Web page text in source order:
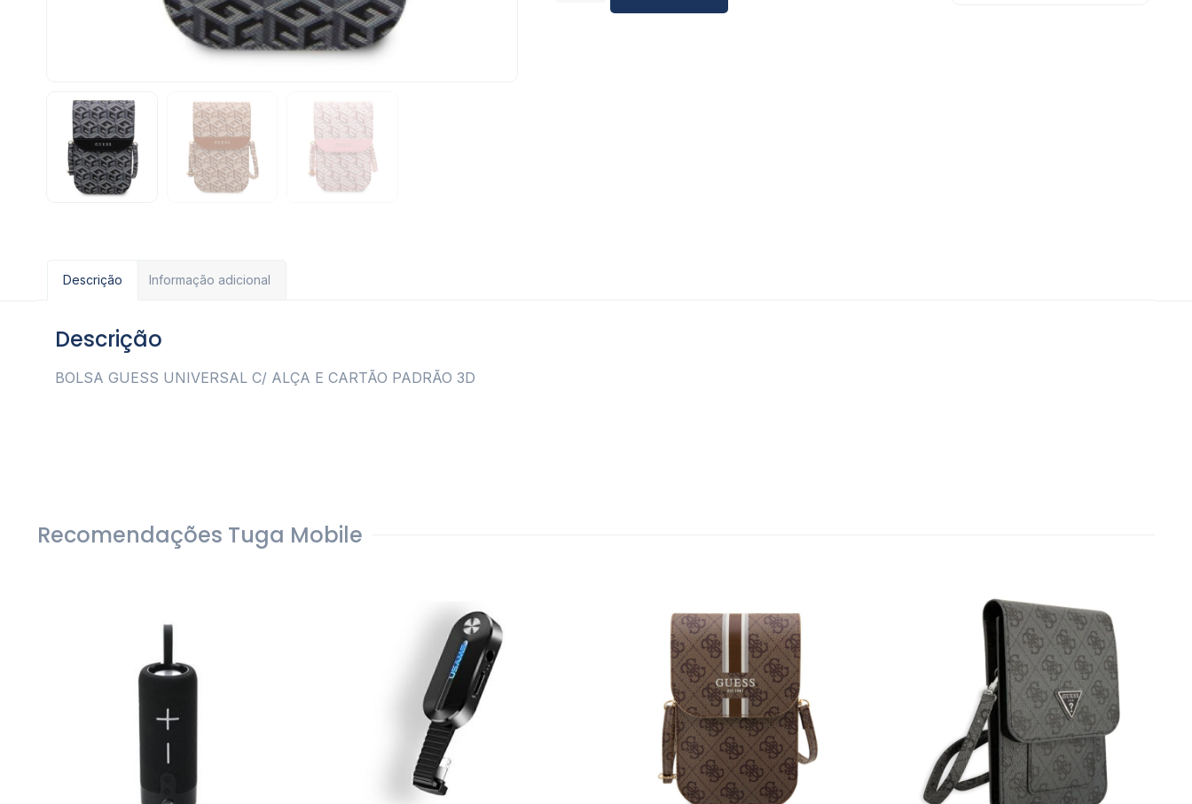
Descrição Informação adicional
Descrição
BOLSA GUESS UNIVERSAL C/ ALÇA E CARTÃO PADRÃO 3D
Recomendações Tuga Mobile